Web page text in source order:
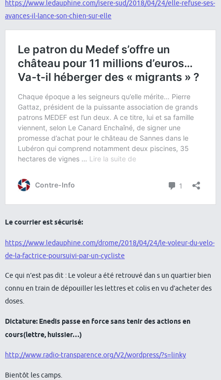
https://www.ledauphine.com/isere-sud/2018/04/24/elle-refuse-ses-
avances-il-lance-son-chien-sur-elle
Le courrier est sécurisé:
https://www.ledauphine.com/drome/2018/04/24/le-voleur-du-velo-
de-la-factrice-poursuivi-par-un-cycliste
Ce qui n’est pas dit : Le voleur a été retrouvé dan s un quartier bien
connu en train de dépouiller les lettres et colis en vu d’acheter des
doses.
Dictature: Enedis passe en force sans tenir des actions en
cours(lettre, huissier…)
http://www.radio-transparence.org/V2/wordpress/?s=linky
Bientôt les camps.